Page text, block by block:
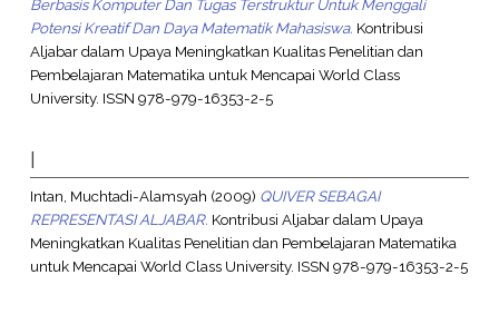
Berbasis Komputer Dan Tugas Terstruktur Untuk Menggali
Potensi Kreatif Dan Daya Matematik Mahasiswa. Kontribusi
Aljabar dalam Upaya Meningkatkan Kualitas Penelitian dan
Pembelajaran Matematika untuk Mencapai World Class
University. ISSN 978-979-16353-2-5
I
Intan, Muchtadi-Alamsyah (2009) QUIVER SEBAGAI
REPRESENTASI ALJABAR. Kontribusi Aljabar dalam Upaya
Meningkatkan Kualitas Penelitian dan Pembelajaran Matematika
untuk Mencapai World Class University. ISSN 978-979-16353-2-5